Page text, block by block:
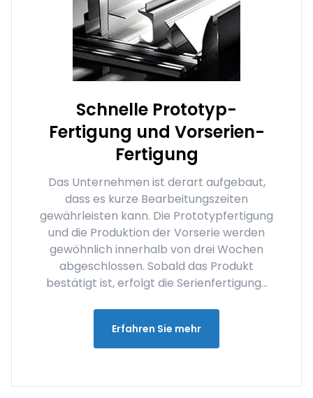
Schnelle Prototyp-
Fertigung und Vorserien-
Fertigung
Das Unternehmen ist derart aufgebaut,
dass es kurze Bearbeitungszeiten
gewährleisten kann. Die Prototypfertigung
und die Produktion der Vorserie werden
gewöhnlich innerhalb von drei Wochen
abgeschlossen. Sobald das Produkt
bestätigt ist, erfolgt die Serienfertigung...
Erfahren Sie mehr